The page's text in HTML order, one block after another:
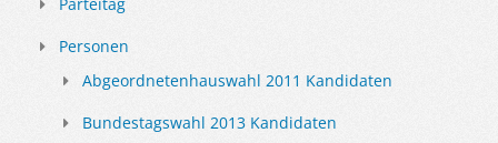
Parteitag
Personen
Abgeordnetenhauswahl 2011 Kandidaten
Bundestagswahl 2013 Kandidaten